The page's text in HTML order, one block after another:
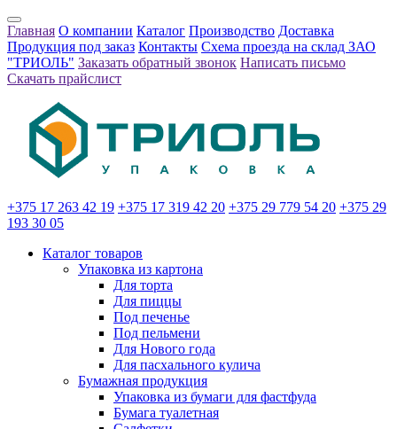
Главная О компании Каталог Производство Доставка
Продукция под заказ Контакты Схема проезда на склад ЗАО
"ТРИОЛЬ" Заказать обратный звонок Написать письмо
Скачать прайслист
+375 17 263 42 19 +375 17 319 42 20 +375 29 779 54 20 +375 29
193 30 05
Каталог товаров
Упаковка из картона
Для торта
Для пиццы
Под печенье
Под пельмени
Для Нового года
Для пасхального кулича
Бумажная продукция
Упаковка из бумаги для фастфуда
Бумага туалетная